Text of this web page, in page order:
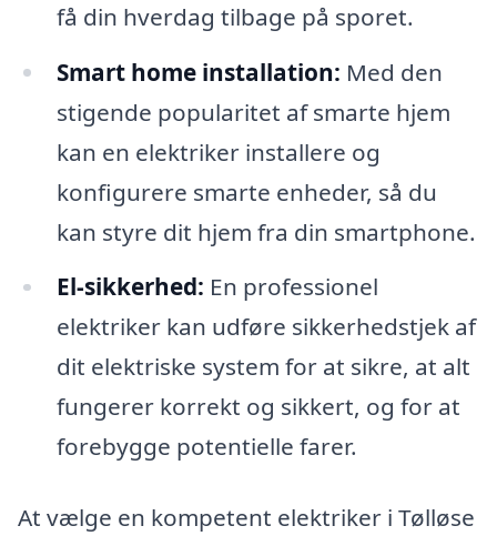
få din hverdag tilbage på sporet.
Smart home installation: Med den
stigende popularitet af smarte hjem
kan en elektriker installere og
konfigurere smarte enheder, så du
kan styre dit hjem fra din smartphone.
El-sikkerhed: En professionel
elektriker kan udføre sikkerhedstjek af
dit elektriske system for at sikre, at alt
fungerer korrekt og sikkert, og for at
forebygge potentielle farer.
At vælge en kompetent elektriker i Tølløse